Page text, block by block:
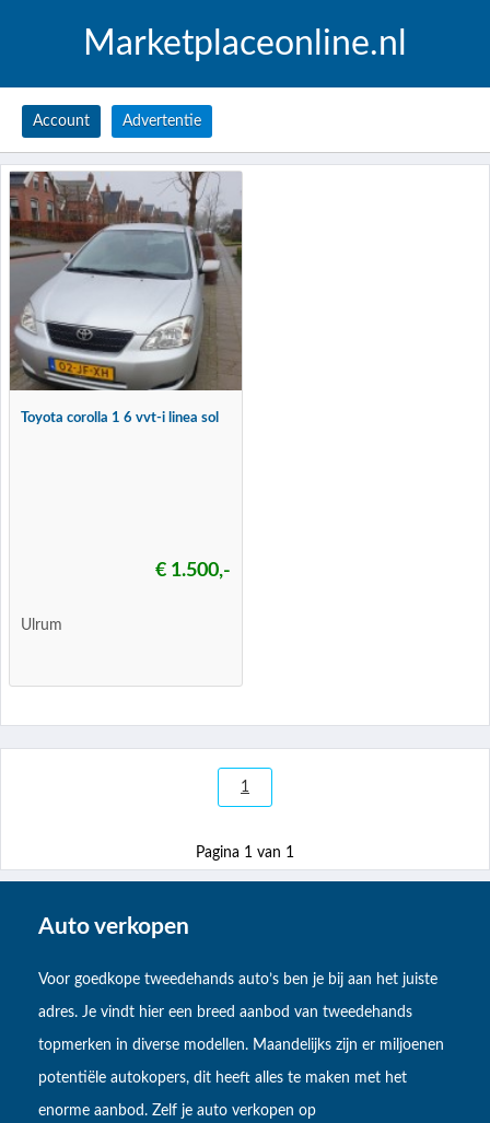
Marketplaceonline.nl
Account Advertentie
Toyota corolla 1 6 vvt-i linea sol
€ 1.500,-
Ulrum
1
Pagina 1 van 1
Auto verkopen
Voor goedkope tweedehands auto’s ben je bij aan het juiste
adres. Je vindt hier een breed aanbod van tweedehands
topmerken in diverse modellen. Maandelijks zijn er miljoenen
potentiële autokopers, dit heeft alles te maken met het
enorme aanbod. Zelf je auto verkopen op